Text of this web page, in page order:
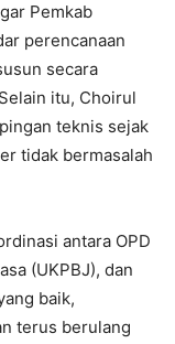
Pemkab
perencanaan
secara
itu, Choirul
teknis sejak
tidak bermasalah
antara OPD
(UKPBJ), dan
baik,
terus berulang